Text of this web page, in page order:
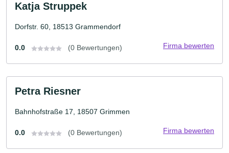
Katja Struppek
Dorfstr. 60, 18513 Grammendorf
0.0 (0 Bewertungen) Firma bewerten
Petra Riesner
Bahnhofstraße 17, 18507 Grimmen
0.0 (0 Bewertungen) Firma bewerten